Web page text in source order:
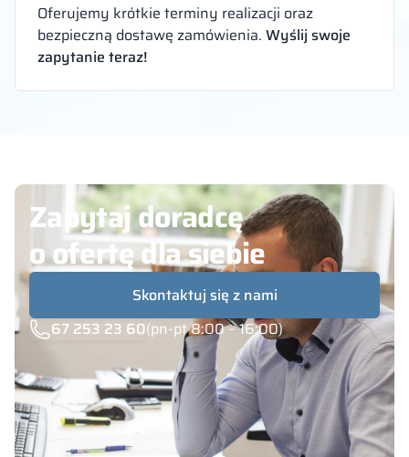
Oferujemy krótkie terminy realizacji oraz
bezpieczną dostawę zamówienia. Wyślij swoje
zapytanie teraz!
Zapytaj doradcę
o ofertę dla siebie
Skontaktuj się z nami
67 253 23 60(pn-pt 8:00 – 16:00)